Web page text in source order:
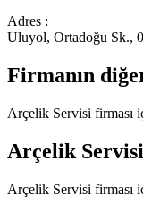
Adres :
Uluyol, Ortadoğu Sk.,
Firmanın
Arçelik Servisi firması
Arçelik Servisi
Arçelik Servisi firması